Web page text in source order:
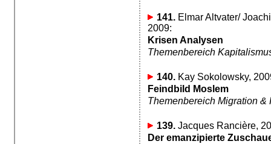
141.Elmar Altvater/
2009:
Krisen Analysen
Themenbereich
140.Kay Sokolowsky,
Feindbild Moslem
Themenbereich Migration &
139.Jacques Rancière,
Der emanzipierte